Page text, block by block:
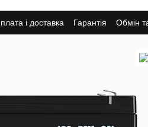
і доставка Гарантія Обмін